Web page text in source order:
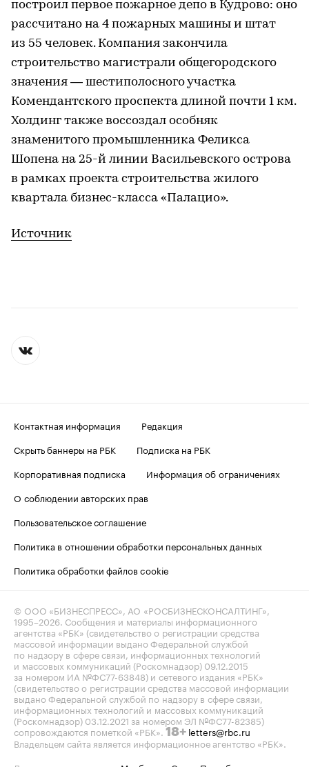
построил первое пожарное депо в Кудрово: оно
рассчитано на 4 пожарных машины и штат
из 55 человек. Компания закончила
строительство магистрали общегородского
значения — шестиполосного участка
Комендантского проспекта длиной почти 1 км.
Холдинг также воссоздал особняк
знаменитого промышленника Феликса
Шопена на 25-й линии Васильевского острова
в рамках проекта строительства жилого
квартала бизнес-класса «Палацио».
Источник
Контактная информация
Редакция
Скрыть баннеры на РБК
Подписка на РБК
Корпоративная подписка
Информация об ограничениях
О соблюдении авторских прав
Пользовательское соглашение
Политика в отношении обработки персональных данных
Политика обработки файлов cookie
© ООО «БИЗНЕСПРЕСС», АО «РОСБИЗНЕСКОНСАЛТИНГ»,
1995–2026. Сообщения и материалы информационного
агентства «РБК» (свидетельство о регистрации средства
массовой информации выдано Федеральной службой
по надзору в сфере связи, информационных технологий
и массовых коммуникаций (Роскомнадзор) 09.12.2015
за номером ИА №ФС77-63848) и сетевого издания «РБК»
(свидетельство о регистрации средства массовой информации
выдано Федеральной службой по надзору в сфере связи,
информационных технологий и массовых коммуникаций
(Роскомнадзор) 03.12.2021 за номером ЭЛ №ФС77-82385)
сопровождаются пометкой «РБК». 18+ letters@rbc.ru
Владельцем сайта является информационное агентство «РБК».